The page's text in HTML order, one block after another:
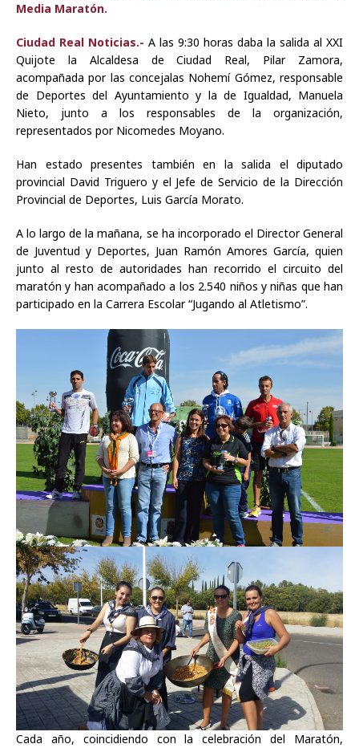
Media Maratón.
Ciudad Real Noticias.- A las 9:30 horas daba la salida al XXI
Quijote la Alcaldesa de Ciudad Real, Pilar Zamora,
acompañada por las concejalas Nohemí Gómez, responsable
de Deportes del Ayuntamiento y la de Igualdad, Manuela
Nieto, junto a los responsables de la organización,
representados por Nicomedes Moyano.
Han estado presentes también en la salida el diputado
provincial David Triguero y el Jefe de Servicio de la Dirección
Provincial de Deportes, Luis García Morato.
A lo largo de la mañana, se ha incorporado el Director General
de Juventud y Deportes, Juan Ramón Amores García, quien
junto al resto de autoridades han recorrido el circuito del
maratón y han acompañado a los 2.540 niños y niñas que han
participado en la Carrera Escolar “Jugando al Atletismo”.
Cada año, coincidiendo con la celebración del Maratón,